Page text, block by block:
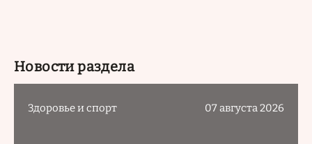
Новости раздела
Здоровье и спорт 07 августа 2026